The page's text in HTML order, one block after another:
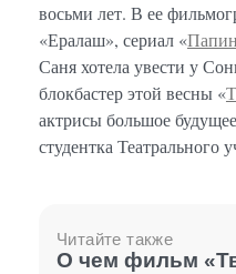
восьми лет. В ее
«Ералаш», сериал «
Саня хотела увести у
блокбастер этой весны «
актрисы большое
студентка
Читайте также
О чем фильм